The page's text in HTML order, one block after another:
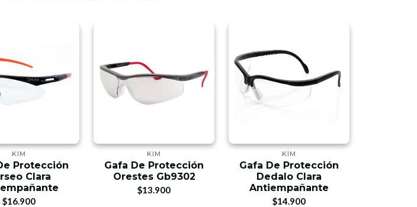
KIM
Protección
Clara
$16.900
KIM
Gafa De Protección
Orestes Gb9302
$13.900
KIM
Gafa De Protección
Dedalo Clara
Antiempañante
$14.900